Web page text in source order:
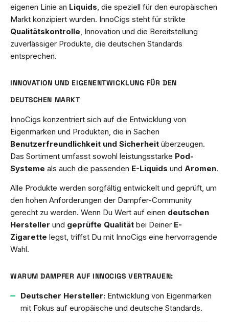
eigenen Linie an Liquids , die speziell für den europäischen
Markt konzipiert wurden. InnoCigs steht für strikte
Qualitätskontrolle , Innovation und die Bereitstellung
zuverlässiger Produkte, die deutschen Standards
entsprechen.
INNOVATION UND EIGENENTWICKLUNG FÜR DEN
DEUTSCHEN MARKT
InnoCigs konzentriert sich auf die Entwicklung von
Eigenmarken und Produkten, die in Sachen
Benutzerfreundlichkeit und Sicherheit überzeugen.
Das Sortiment umfasst sowohl leistungsstarke Pod-
Systeme als auch die passenden E-Liquids und Aromen.
Alle Produkte werden sorgfältig entwickelt und geprüft, um
den hohen Anforderungen der Dampfer-Community
gerecht zu werden. Wenn Du Wert auf einen deutschen
Hersteller und geprüfte Qualität bei Deiner E-
Zigarette legst, triffst Du mit InnoCigs eine hervorragende
Wahl.
WARUM DAMPFER AUF INNOCIGS VERTRAUEN:
Deutscher Hersteller: Entwicklung von Eigenmarken
mit Fokus auf europäische und deutsche Standards.